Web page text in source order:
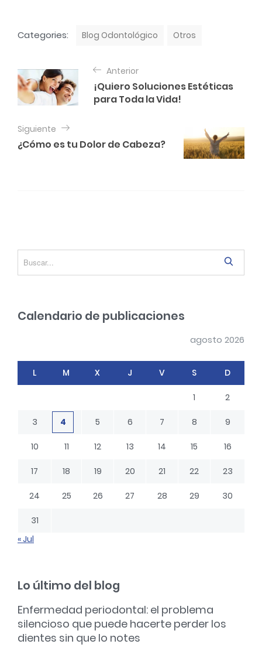
Categories:
o
r
Blog Odontológico Otros
a
v
g
a
e
e
t
r
d
Anterior
¡Quiero Soluciones Estéticas
para Toda la Vida!
Siguiente
¿Cómo es tu Dolor de Cabeza?
e
Calendario de publicaciones
agosto 2026
L M X J V S D
1 2
3 4 5 6 7 8 9
10 11 12 13 14 15 16
17 18 19 20 21 22 23
24 25 26 27 28 29 30
31
« Jul
Lo último del blog
Enfermedad periodontal: el problema
silencioso que puede hacerte perder los
dientes sin que lo notes